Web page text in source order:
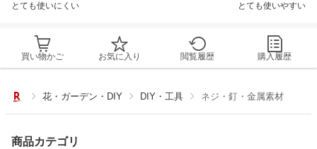
とても使いにくい とても使いやすい
買い物かご お気に入り 閲覧履歴 購入履歴
花・ガーデン・DIY DIY・工具 ネジ・釘・金属素材
商品カテゴリ